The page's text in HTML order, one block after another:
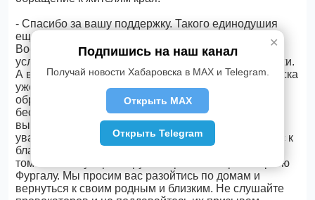
- Спасибо за вашу поддержку. Такого единодушия
еще не видел ни Хабаровский край, ни Дальний
Восток, ни Россия. Мы уверены, что вы будете
услышаны. Все началось с мирной акции поддержки.
А ваше шествие по центральным улицам Хабаровска
уже сравнили с бессмертным полком. Сейчас мы
обращаемся к вам с просьбой – не допустить
беспорядков и задержаний. Вы свою позицию
высказали. Мы ее разделяем вместе с вами и
уважаем, это дорогого стоит. Но мы призываем вас к
благоразумию. Агрессия может навредить всем, в
том числе и губернатору Хабаровского края Сергею
Фургалу. Мы просим вас разойтись по домам и
вернуться к своим родным и близким. Не слушайте
✕
Подпишись на наш канал
Получай новости Хабаровска в MAX и Telegram.
Открыть MAX
Открыть Telegram